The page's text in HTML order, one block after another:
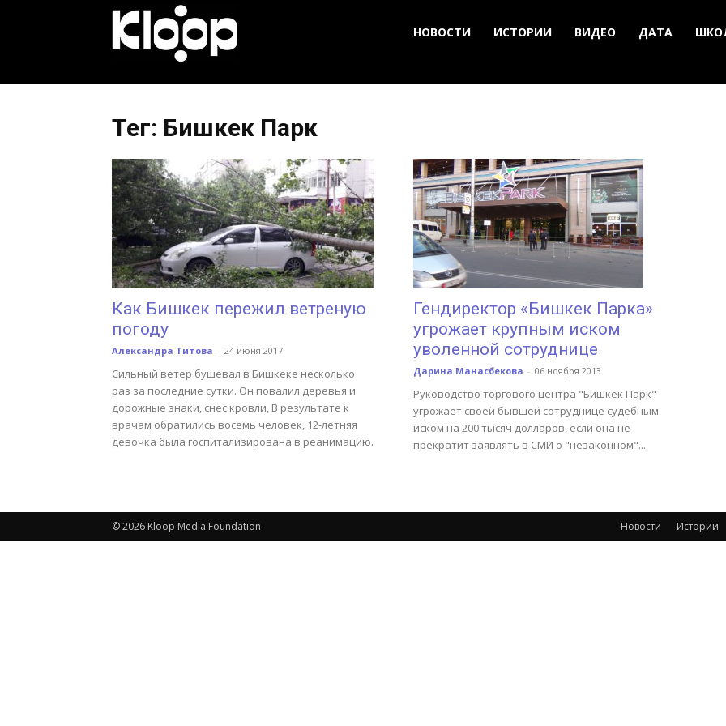
Новости
Кыргызстана
НОВОСТИ ИСТОРИИ ВИДЕО ДАТА
Тег: Бишкек Парк
Как Бишкек пережил ветреную
погоду
Александра Титова - 24 июня 2017
Сильный ветер бушевал в Бишкеке несколько
раз за последние сутки. Он повалил деревья и
дорожные знаки, снес кровли, В результате к
врачам обратились восемь человек, 12-летняя
девочка была госпитализирована в реанимацию.
Гендиректор «Бишкек Парка»
угрожает крупным иском
уволенной сотруднице
Дарина Манасбекова - 06 ноября 2013
Руководство торгового центра "Бишкек Парк"
угрожает своей бывшей сотруднице судебным
иском на 200 тысяч долларов, если она не
прекратит заявлять в СМИ о "незаконном"...
Новости Истории
© 2026 Kloop Media Foundation